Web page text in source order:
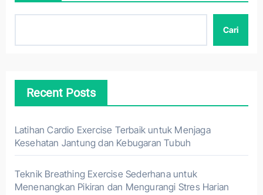
Cari
Recent Posts
Latihan Cardio Exercise Terbaik untuk Menjaga
Kesehatan Jantung dan Kebugaran Tubuh
Teknik Breathing Exercise Sederhana untuk
Menenangkan Pikiran dan Mengurangi Stres Harian